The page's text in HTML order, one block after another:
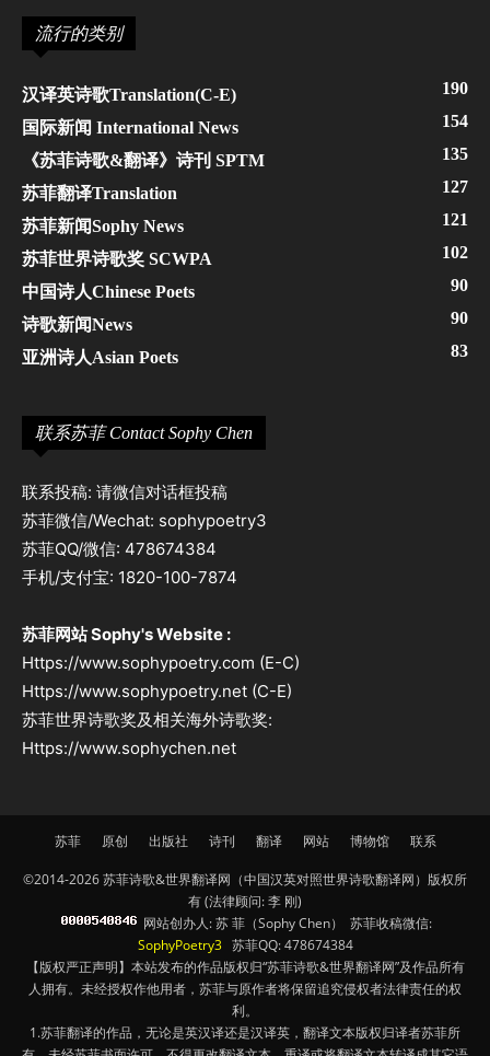
流行的类别
汉译英诗歌Translation(C-E) 190
国际新闻 International News 154
《苏菲诗歌&翻译》诗刊 SPTM 135
苏菲翻译Translation 127
苏菲新闻Sophy News 121
苏菲世界诗歌奖 SCWPA 102
中国诗人Chinese Poets 90
诗歌新闻News 90
亚洲诗人Asian Poets 83
联系苏菲 Contact Sophy Chen
联系投稿: 请微信对话框投稿
苏菲微信/Wechat: sophypoetry3
苏菲QQ/微信: 478674384
手机/支付宝: 1820-100-7874
苏菲网站 Sophy's Website :
Https://www.sophypoetry.com (E-C)
Https://www.sophypoetry.net (C-E)
苏菲世界诗歌奖及相关海外诗歌奖:
Https://www.sophychen.net
苏菲 原创 出版社 诗刊 翻译 网站 博物馆 联系
©2014-2026 苏菲诗歌&世界翻译网（中国汉英对照世界诗歌翻译网）版权所
有 (法律顾问: 李 刚)
网站创办人: 苏 菲（Sophy Chen） 苏菲收稿微信:
SophyPoetry3苏菲QQ: 478674384
【版权严正声明】本站发布的作品版权归“苏菲诗歌&世界翻译网”及作品所有
人拥有。未经授权作他用者，苏菲与原作者将保留追究侵权者法律责任的权
利。
1.苏菲翻译的作品，无论是英汉译还是汉译英，翻译文本版权归译者苏菲所